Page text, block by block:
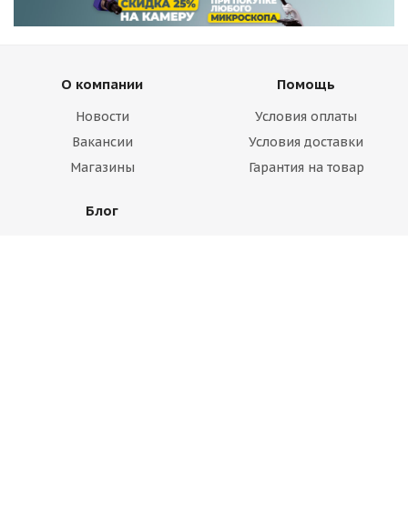
О компании
Новости
Вакансии
Магазины
Помощь
Условия оплаты
Условия доставки
Гарантия на товар
Блог